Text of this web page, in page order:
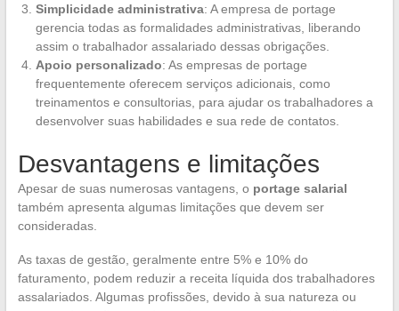
Simplicidade administrativa: A empresa de portage
gerencia todas as formalidades administrativas, liberando
assim o trabalhador assalariado dessas obrigações.
Apoio personalizado: As empresas de portage
frequentemente oferecem serviços adicionais, como
treinamentos e consultorias, para ajudar os trabalhadores a
desenvolver suas habilidades e sua rede de contatos.
Desvantagens e limitações
Apesar de suas numerosas vantagens, o portage salarial
também apresenta algumas limitações que devem ser
consideradas.
As taxas de gestão, geralmente entre 5% e 10% do
faturamento, podem reduzir a receita líquida dos trabalhadores
assalariados. Algumas profissões, devido à sua natureza ou